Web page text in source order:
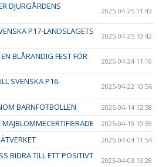
DJURGÅRDENS
2025-04-25 11:43
P17-LANDSLAGETS
2025-04-25 10:42
BLÅRANDIG FEST FÖR
2025-04-24 11:10
SVENSKA P16-
2025-04-22 10:56
BARNFOTBOLLEN 2025-04-14 12:58
2025-04-10 10:59
2025-04-04 11:54
BIDRA TILL ETT POSITIVT
2025-04-03 13:28